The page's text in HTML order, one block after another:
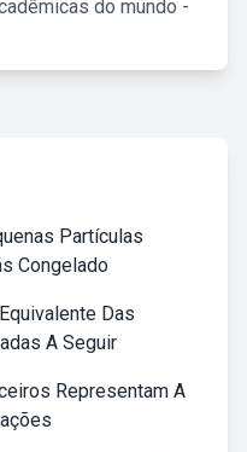
do mundo -
Partículas
Congelado
Das
A Seguir
Representam A